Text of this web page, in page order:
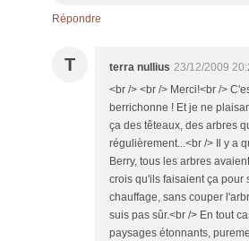
Répondre
T terra nullius 23/12/2009
<br /> <br /> Merci!<br />
berrichonne ! Et je ne
ça des têteaux, des arbres
régulièrement...<br /> Il y a
Berry, tous les arbres
crois qu'ils faisaient ça pour
chauffage, sans couper
suis pas sûr.<br /> En tout
paysages étonnants,